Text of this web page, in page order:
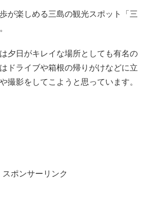
が楽しめる三島の観光スポット「三
夕日がキレイな場所としても有名の
ドライブや箱根の帰りがけなどに立
撮影をしてこようと思っています。
スポンサーリンク